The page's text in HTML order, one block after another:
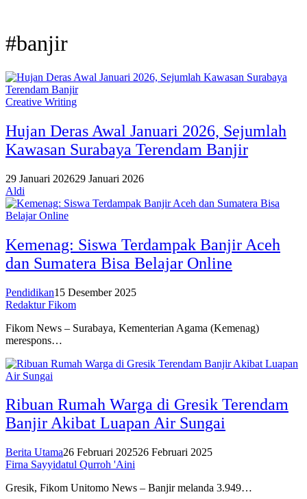
#banjir
Creative Writing
Hujan Deras Awal Januari 2026, Sejumlah
Kawasan Surabaya Terendam Banjir
29 Januari 202629 Januari 2026
Aldi
Kemenag: Siswa Terdampak Banjir Aceh
dan Sumatera Bisa Belajar Online
Pendidikan15 Desember 2025
Redaktur Fikom
Fikom News – Surabaya, Kementerian Agama (Kemenag)
merespons…
Ribuan Rumah Warga di Gresik Terendam
Banjir Akibat Luapan Air Sungai
Berita Utama26 Februari 202526 Februari 2025
Firna Sayyidatul Qurroh 'Aini
Gresik, Fikom Unitomo News – Banjir melanda 3.949…